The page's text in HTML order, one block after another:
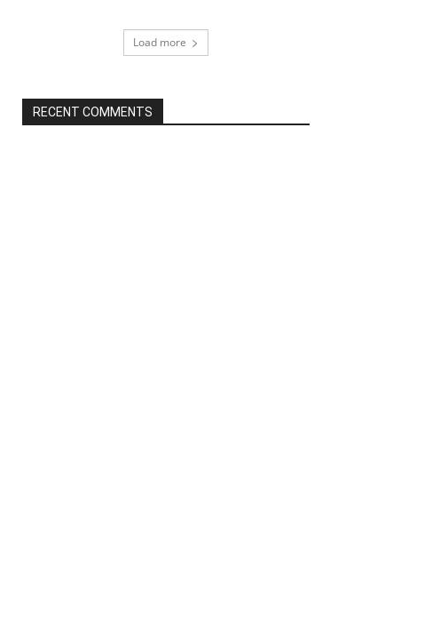
Load more
RECENT COMMENTS